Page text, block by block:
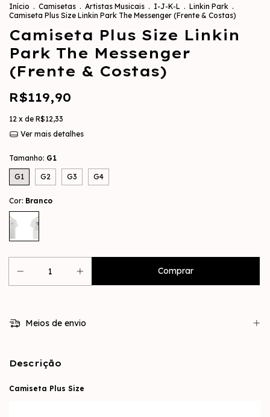
Início . Camisetas . Artistas Musicais . I-J-K-L . Linkin Park .
Camiseta Plus Size Linkin Park The Messenger (Frente & Costas)
Camiseta Plus Size Linkin
Park The Messenger
(Frente & Costas)
R$119,90
12 x de R$12,33
Ver mais detalhes
Tamanho: G1
G1 G2 G3 G4
Cor: Branco
Meios de envio
Descrição
Camiseta Plus Size